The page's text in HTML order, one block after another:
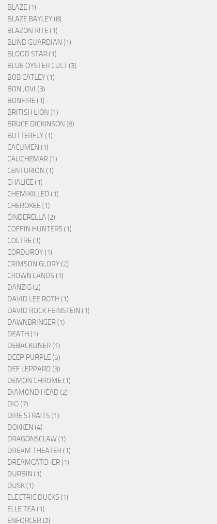
BLAZE (1)
BLAZE BAYLEY (8)
BLAZON RITE (1)
BLIND GUARDIAN (1)
BLOOD STAR (1)
BLUE ÖYSTER CULT (3)
BOB CATLEY (1)
BON JOVI (3)
BONFIRE (1)
BRITISH LION (1)
BRUCE DICKINSON (8)
BUTTERFLY (1)
CACUMEN (1)
CAUCHEMAR (1)
CENTURION (1)
CHALICE (1)
CHEMIKILLED (1)
CHEROKEE (1)
CINDERELLA (2)
COFFIN HUNTERS (1)
COLTRE (1)
CORDUROY (1)
CRIMSON GLORY (2)
CROWN LANDS (1)
DANZIG (2)
DAVID LEE ROTH (1)
DAVID ROCK FEINSTEIN (1)
DAWNBRINGER (1)
DEATH (1)
DEBACKLINER (1)
DEEP PURPLE (5)
DEF LEPPARD (3)
DEMON CHROME (1)
DIAMOND HEAD (2)
DIO (7)
DIRE STRAITS (1)
DOKKEN (4)
DRAGONSCLAW (1)
DREAM THEATER (1)
DREAMCATCHER (1)
DURBIN (1)
DUSK (1)
ELECTRIC DUCKS (1)
ELLE TEA (1)
ENFORCER (2)